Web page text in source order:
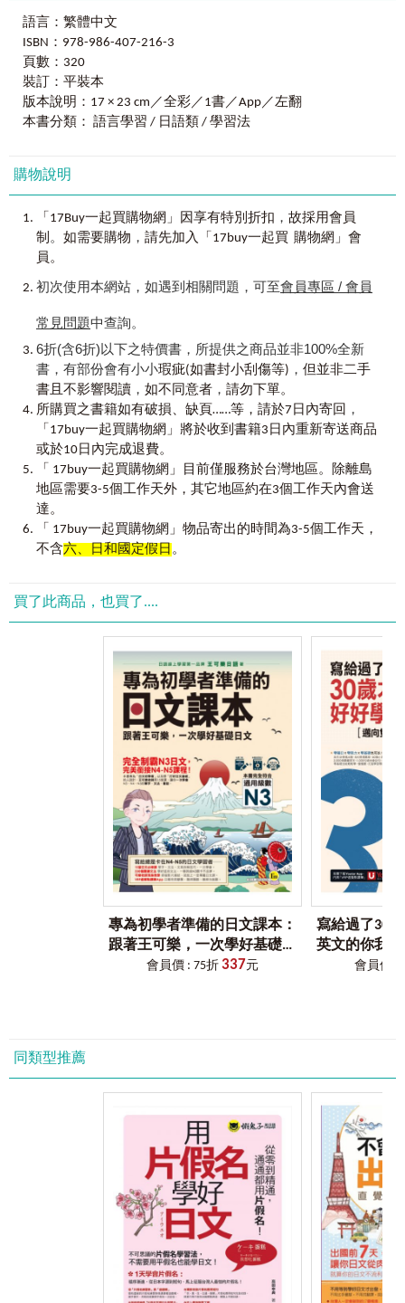
語枯燥難學的印象，豐富的全彩插圖搭配故事讓你意猶未
盡，不想把書闔上。
■ 最系統的學習
專為初學者設計，從50音、禮貌用語、名詞開始，進階學到
基本的形容詞與動詞變化及應用，以循序漸進的方式，扎實
■ 最道地的對話
透過日本人的生活學會最貼近生活的日語會話，讓你說出口
的不再是生硬難懂的樣板日語，而是生動活潑的道地會話。
最道地的口說音檔
由專業日籍老師錄製音檔，有學習正統發音的「單純發音」
與模擬日本人說話語調的「情境發音」，可依據個人需求選
【使用說明】
《我的第一本日本語學習書：連韓星都是這樣學日文》共有
16課。
＊ 01- 08課，主要學習文字和發音、禮貌用語、名詞。
◆學習日語文字和羅馬拼音。
◆學習各種場合必要的禮貌用語。
◆學習使用名詞的方法，如量詞、價格、日期、場所、時
間、年齡等。
09 -16
◆學習用形容詞表達人、事、物的模樣、狀態，及感情的表
達方法。
《我的第一本日本語學習書：連韓星都是這樣學日文》共有6
──文字和發音
詳細說明50音的書寫順序和書寫方法，輕鬆記住平假名、片
假名。在01-08課的學習內容中，假名及單字底下皆標記有羅
馬拼音，確保一開始就能學會準確的發音。
透過有趣的故事，在愉悅無壓力的氣氛下學會基礎日語會
話。而在故事內容中所出現的基礎單字也都補充日文假名，
看到哪就學到哪。另外依據故事內容，隨機補充日本相關的
小知識，方便學習者多元學習。
系統化的學習──文法說明
會話中譯與關鍵單字一次統整，使學習者一眼就能掌握文章
的結構。為了幫助學習，整理出最常用到的句型，為了即學
即用，更精心整理基礎必備單字，並舉出數個易於運用的例
句，讓學習者能更快速吸收。
立即應用的句型──句型整理
Point 5立即檢測學習效果──練習題
每單元的最後皆附有練習題，讓你可以快速驗收學習成果，
只要完成練習題，就表示已經學會該單元所教授的日文，就
可以放心的往下一個課程邁進。
隨時聽隨時學習──口說音檔
日籍老師親自錄製發音、會話、句型與單字，可運用Youtor
App（內含虛擬點讀筆）調整語速與循環播放的功能，就能
跟著老師複誦練習。
本書角色中說的日語會話，皆由日籍老師精心錄製單純發
音、情境發音兩種版本，可依據不同的需求來選擇，學習正
統發音並模擬日本人講話語調，說出道地的日本會話。
簡短問答。
 指示代名詞
 由名詞組成的名詞句型
Chapter 05
我們的主人是韓國人。
阿健和小貓們使用過去形描述韓國主人，日語過去形也要學
起來喔！
 助詞的用法
 名詞句型匯整
Chapter 06他們是誰？
由紀和警察叔叔看著家庭照片聊天，關於家人的稱謂、數字
和詢問場所的方法也要學起來唷！
 介紹家庭成員
 表示場所的指示代名詞
 數字的深化學習
Chapter 07多少錢？
以詢問價格為重點，介紹了購物時會用到的所有表達方法，
下次就可以放心購物囉！
 詢問價格和買東西時的表達方法
 助數詞
Chapter 08生日是什麼時候？
學習日期、時間等的表達方法，以詢問和回答生日為重點，
迅速拉進彼此距離。
 日期表達
透過由紀的性格學習い形容詞的用法。敬體形、敬體否定
形、連用形、連體形和疑問形也一次學起來。
 什麼是い形容詞？
 い形容詞的深化學習I
 否定形，敬體形、敬體否定形，連用形，連體形，疑問
他可愛嗎？
由紀和阿健的爸爸談論起阿健的小時候，一起學習い形容詞
的過去形語法吧！
 い形容詞的深化學習II
 過去形，過去否定形，敬體過去形，敬體過去否定形。
 い形容詞選用表
由紀想像中的阿健
透過由紀想像中的阿健，學習な形容詞。敬體形、敬體否定
形、連用形、連體形和疑問形也一次學起來。
 過去形，過去否定形，敬體過去形，敬體過去否定形。
 い形容詞＋な形容詞 / な形容詞＋い形容詞
會變漂亮的
暗戀讓人開始注重外表，透過開始注重外表的由紀，進一步
學習い形容詞和な形容詞的使用方法。
 句型「像～似的」
 形容詞的應用句型「成為～」
快樂又有趣，於是有了這本書的誕生。
故事從跟隨貓主人去日本的韓國小貓喬高和安高開始，
牠們與主人失散後碰見了日本人由紀和阿健，由此發展了這
本書的故事。書中由紀是典型的日本宅女，阿健是誠實的日
本男生，喬高和安高為了與他們一起生活而開始學習日語。
故事的形態展開，讓第一次學習日語的朋友們更加容易理
解。還可以透過在日常生活中發生的故事感受日本文化，並
在其中學習到韓語（或中文）中沒有的男生表達用法和女生
表達用法，甚至還包括日本最新的流行用語，相比以前死板
的基礎書籍比較沒有壓迫感，並且讓日語學習更加有趣。
身為多部日語教材的配音員，筆者也參與製作過在韓國
中彌補其他教材的不足。日本人喜歡貓，筆者也是，請廣大
讀者在看了本書後，也能有「我也一定要去一次日本」的決
心，同時更加關心日本這個國家。最後，對本書出版期間給
予幫助的各位同仁們深表感謝。
山野內扶
語言：繁體中文
ISBN：978-986-407-216-3
頁數：320
裝訂：平裝本
版本說明：17 × 23 cm／全彩／1書／App／左翻
本書分類： 語言學習 / 日語類 / 學習法
購物說明
「17Buy一起買購物網」因享有特別折扣 ， 故採用會員
制 。 如需要購物 ， 請先加入「17buy一起買 購物網」會
員。
初次使用本網站，如遇到相關問題，可至會員專區 / 會員
常見問題中查詢。
6折(含6折)以下之特價書，所提供之商品並非100%全新
書，有部份會有小小瑕疵(如書封小刮傷等) ， 但並非二手
書且不影響閱讀 ， 如不同意者 ， 請勿下單。
所購買之書籍如有破損、缺頁……等，請於7日內寄回 ，
「17buy一起買購物網」將於收到書籍3日內重新寄送商品
或於10日內完成退費。
「 17buy一起買購物網」目前僅服務於台灣地區。除離島
地區需要3-5個工作天外，其它地區約在3個工作天內會送
達。
「 17buy一起買購物網」物品寄出的時間為3-5個工作天，
不含六、日和國定假日 。
買了此商品，也買了....
專為初學者準備的日文課本：
跟著王可樂，一次學好基礎日
文（1CD＋可樂老師／原田老師
會員價 : 75折 337元
寫給過了30
英文的你我
成人英文基
會員價 :
同類型推薦